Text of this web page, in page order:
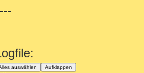
- C:\Program Files
- C:\Program Files
- C:\Program Files
auswählen Aufklappen